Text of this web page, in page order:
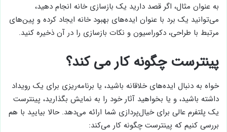
به عنوان مثال، اگر قصد دارید یک بازسازی خانه انجام دهید،
می‌توانید یک برد با عنوان ایده‌های بهبود خانه ایجاد کرده و پین‌های
مرتبط با طراحی، دکوراسیون و نکات بازسازی را در آن ذخیره کنید.
پینترست چگونه کار می کند؟
خواه به دنبال ایده‌های خلاقانه باشید، یا برنامه‌ریزی برای یک رویداد
داشته باشید، و یا بخواهید آثار خود را به نمایش بگذارید، پینترست
یک پلتفرم عالی برای خیال‌پردازی شما ارائه می‌دهد. حالا بیایید با هم
بررسی کنیم که پینترست چگونه کار می‌کند: